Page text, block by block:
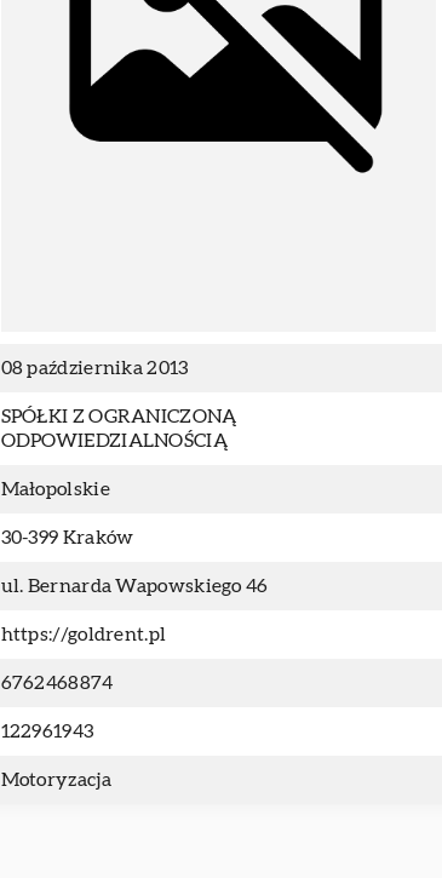
08 października 2013
SPÓŁKI Z OGRANICZONĄ
ODPOWIEDZIALNOŚCIĄ
Małopolskie
30-399 Kraków
ul. Bernarda Wapowskiego 46
https://goldrent.pl
6762468874
122961943
Motoryzacja